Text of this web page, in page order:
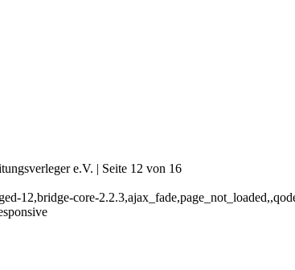
e.V. | Seite 12 von 16
12,bridge-core-